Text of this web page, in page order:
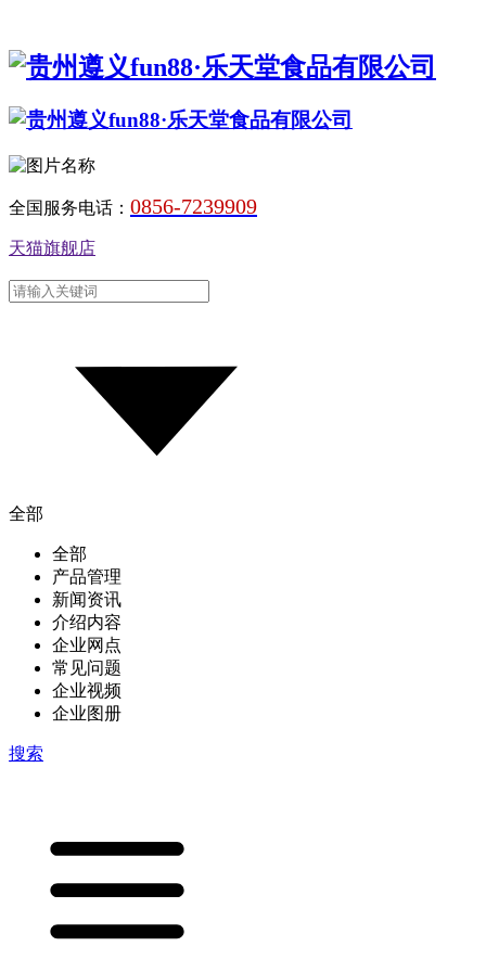
全国服务电话： 0856-7239909
天猫旗舰店
全部
全部
产品管理
新闻资讯
介绍内容
企业网点
常见问题
企业视频
企业图册
搜索